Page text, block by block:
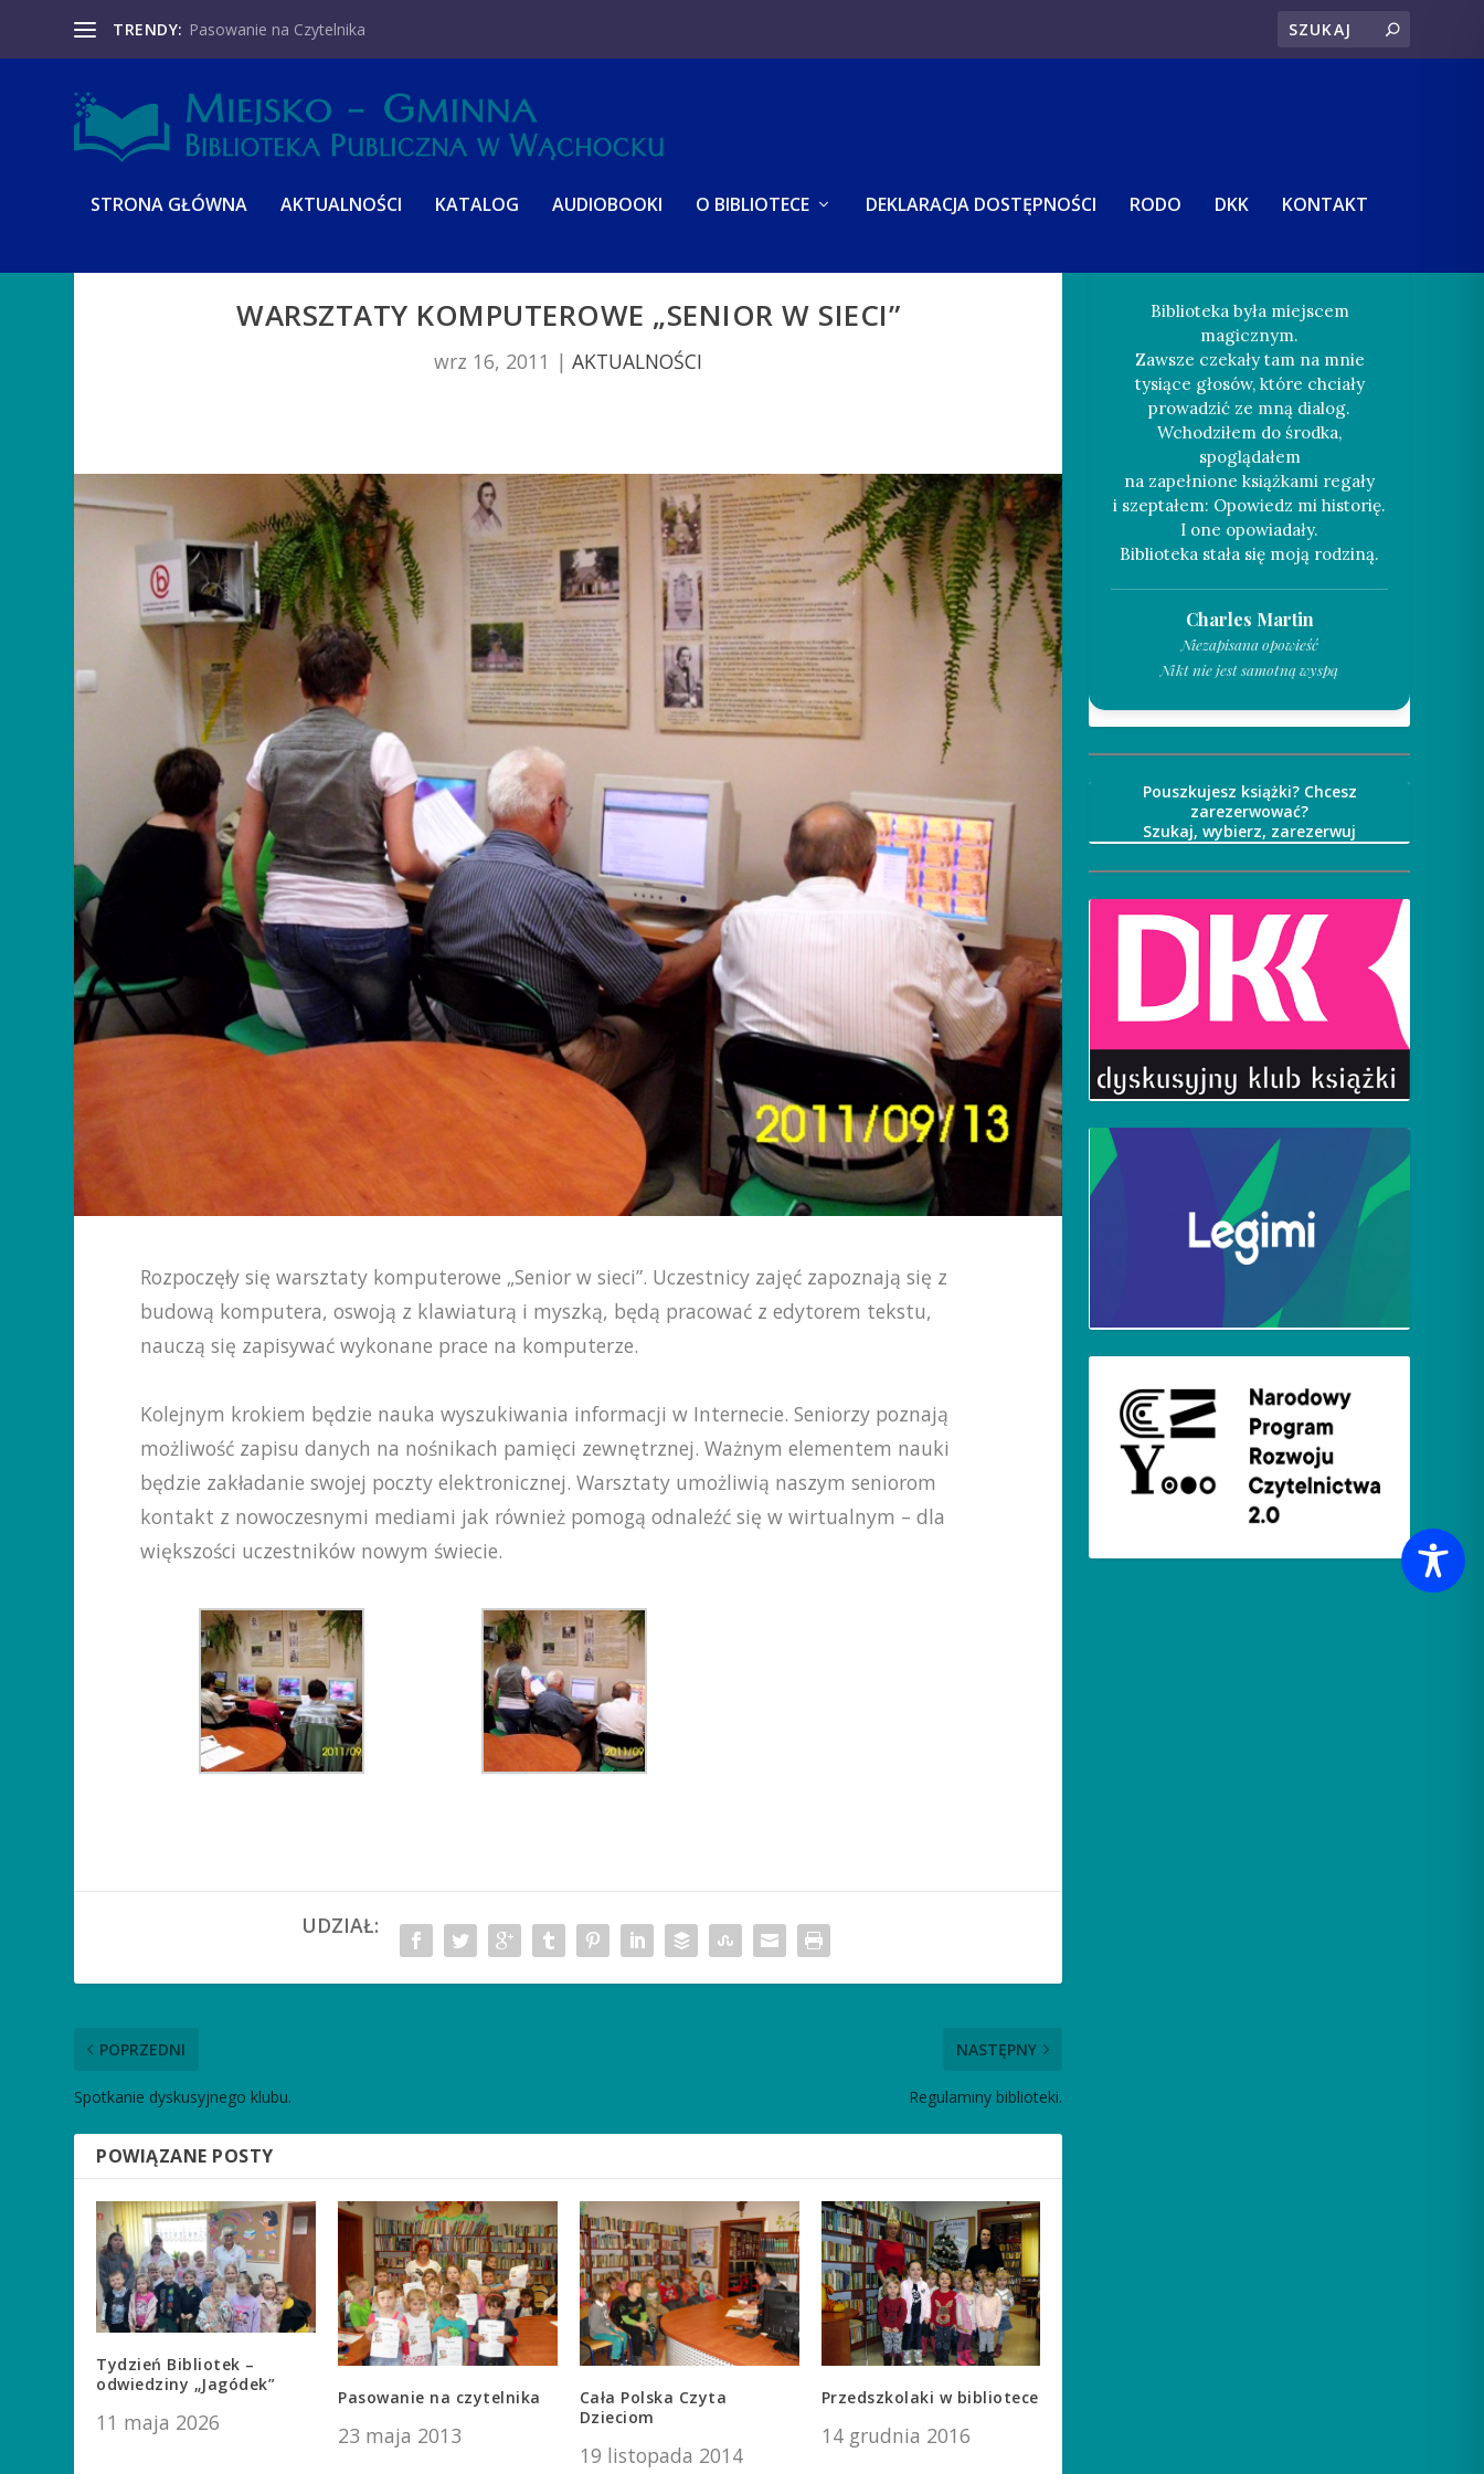
TRENDY: Pasowanie na Czytelnika
STRONA GŁÓWNA AKTUALNOŚCI KATALOG AUDIOBOOKI O BIBLIOTECE DEKLARACJA DOSTĘPNOŚCI RODO DKK KONTAKT
WARSZTATY KOMPUTEROWE „SENIOR W SIECI”
wrz 16, 2011 |AKTUALNOŚCI
Rozpoczęły się warsztaty komputerowe „Senior w sieci”. Uczestnicy zajęć zapoznają się z
budową komputera, oswoją z klawiaturą i myszką, będą pracować z edytorem tekstu,
nauczą się zapisywać wykonane prace na komputerze.
Kolejnym krokiem będzie nauka wyszukiwania informacji w Internecie. Seniorzy poznają
możliwość zapisu danych na nośnikach pamięci zewnętrznej. Ważnym elementem nauki
będzie zakładanie swojej poczty elektronicznej. Warsztaty umożliwią naszym seniorom
kontakt z nowoczesnymi mediami jak również pomogą odnaleźć się w wirtualnym – dla
większości uczestników nowym świecie.
UDZIAŁ:
POPRZEDNI
Spotkanie dyskusyjnego klubu.
NASTĘPNY
Regulaminy biblioteki.
POWIĄZANE POSTY
Tydzień Bibliotek –
odwiedziny „Jagódek”
11 maja 2026
Pasowanie na czytelnika
23 maja 2013
Cała Polska Czyta
Dzieciom
19 listopada 2014
Przedszkolaki w bibliotece
14 grudnia 2016
Biblioteka była miejscem
magicznym.
Zawsze czekały tam na mnie
tysiące głosów, które chciały
prowadzić ze mną dialog.
Wchodziłem do środka,
spoglądałem
na zapełnione książkami regały
i szeptałem: Opowiedz mi historię.
I one opowiadały.
Charles Martin
Niezapisana opowieść
Nikt nie jest samotną wyspą
Pouszkujesz książki? Chcesz
zarezerwować?
Szukaj, wybierz, zarezerwuj